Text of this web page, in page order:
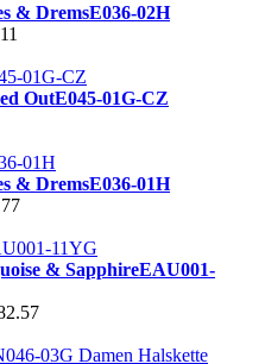
& DremsE036-02H
OutE045-01G-CZ
& DremsE036-01H
& SapphireEAU001-